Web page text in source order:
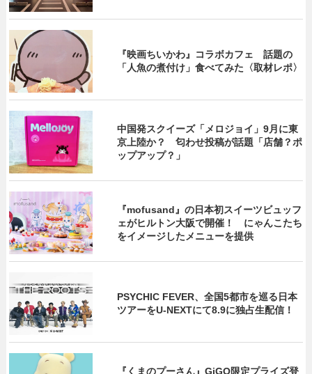
『映画ちいかわ』コラボカフェ 話題の
「人魚の煮付け」食べてみた〈取材レポ〉
中国発スクイーズ「メロジョイ」9月に東
京上陸か？ 匂わせ投稿が話題「店舗？ポ
ップアップ？」
『mofusand』の日本初スイーツビュッフ
ェがヒルトン大阪で開催！ にゃんこたち
をイメージしたメニューを提供
PSYCHIC FEVER、全国5都市を巡る日本
ツアーをU‐NEXTにて8.9に独占生配信！
『くまのプーさん』GiGO限定プライズ登